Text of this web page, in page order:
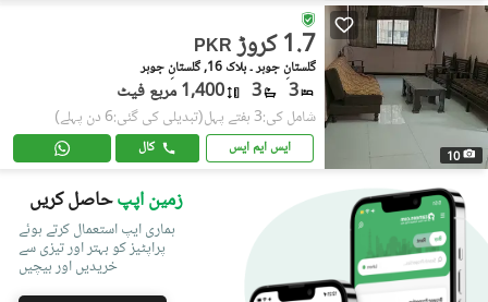
10
PKR 1.7 کروڑ
گلستانِِ جوہر ۔ بلاک 16, گلستانِ جوہر
3
3 1,400 مربع فیٹ
شامل کی:3 ہفتے پہل (تبدیلی کی گئی:6 دن پہلے)
ایس ایم ایس کال
زمین اپپحاصل کریں
ہماری ایپ استعمال کرتے ہوئے
پراپٹیز کو بہتر اور تیزی سے
خریدیں اور بیچیں